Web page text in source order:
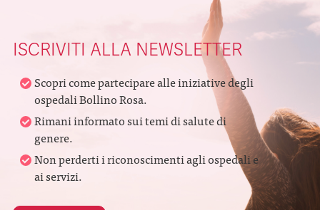
ISCRIVITI ALLA NEWSLETTER
Scopri come partecipare alle iniziative degli
ospedali Bollino Rosa.
Rimani informato sui temi di salute di
genere.
Non perderti i riconoscimenti agli ospedali e
ai servizi.